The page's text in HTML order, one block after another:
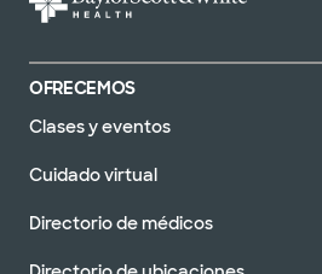
OFRECEMOS
Clases y eventos
Cuidado virtual
Directorio de médicos